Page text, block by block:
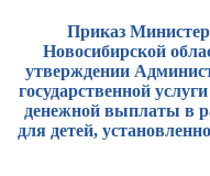
Приказ
Новосибирской
утверждении
государственной
денежной выплаты в
для детей,